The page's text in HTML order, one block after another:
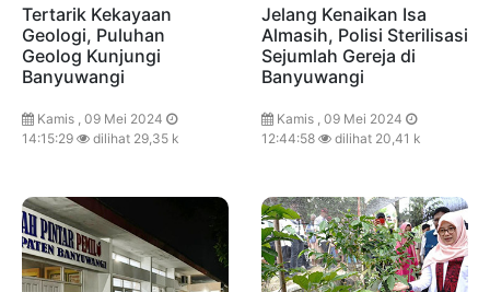
Tertarik Kekayaan
Geologi, Puluhan
Geolog Kunjungi
Banyuwangi
Kamis , 09 Mei 2024
14:15:29
dilihat 29,35 k
Jelang Kenaikan Isa
Almasih, Polisi Sterilisasi
Sejumlah Gereja di
Banyuwangi
Kamis , 09 Mei 2024
12:44:58
dilihat 20,41 k